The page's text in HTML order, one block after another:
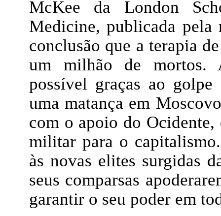
McKee da London
Medicine, publicada pela
conclusão que a terapia
um milhão de mortos.
possível graças ao
uma matança em
com o apoio do Ocidente,
militar para o
às novas elites surgidas
seus comparsas
garantir o seu poder em